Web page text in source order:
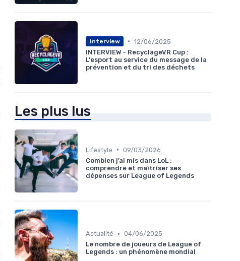
Interview • 12/06/2025
INTERVIEW - RecyclageVR Cup :
L'esport au service du message de la
prévention et du tri des déchets
Les plus lus
Lifestyle • 09/03/2026
Combien j’ai mis dans LoL :
comprendre et maîtriser ses
dépenses sur League of Legends
Actualité • 04/06/2025
Le nombre de joueurs de League of
Legends : un phénomène mondial